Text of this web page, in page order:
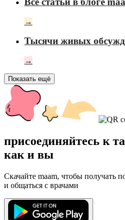
→
Тысячи живых
→
Показать ещё
присоединяйтесь к
как и вы
Скачайте maam, чтобы получать
и общаться с врачами